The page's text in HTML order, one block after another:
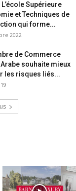
L’école Supérieure
et Techniques de
qui forme...
2022
de Commerce
souhaite mieux
les risques liés...